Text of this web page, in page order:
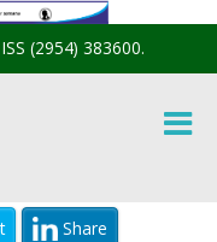
(2954) 383600.
Share